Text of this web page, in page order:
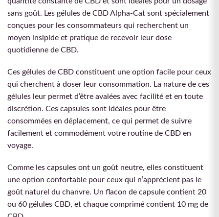
sans goût. Les gélules de CBD Alpha-Cat sont spécialement
conçues pour les consommateurs qui recherchent un
moyen insipide et pratique de recevoir leur dose
quotidienne de CBD.
Ces gélules de CBD constituent une option facile pour ceux
qui cherchent à doser leur consommation. La nature de ces
gélules leur permet d’être avalées avec facilité et en toute
discrétion. Ces capsules sont idéales pour être
consommées en déplacement, ce qui permet de suivre
facilement et commodément votre routine de CBD en
voyage.
Comme les capsules ont un goût neutre, elles constituent
une option confortable pour ceux qui n’apprécient pas le
goût naturel du chanvre. Un flacon de capsule contient 20
ou 60 gélules CBD, et chaque comprimé contient 10 mg de